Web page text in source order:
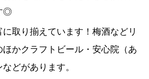
◎
に取り揃えています！梅酒などリ
ほかクラフトビール・安心院（あ
どがあります。